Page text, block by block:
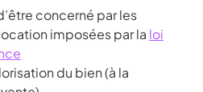
concerné par les
imposées par la loi
du bien (à la